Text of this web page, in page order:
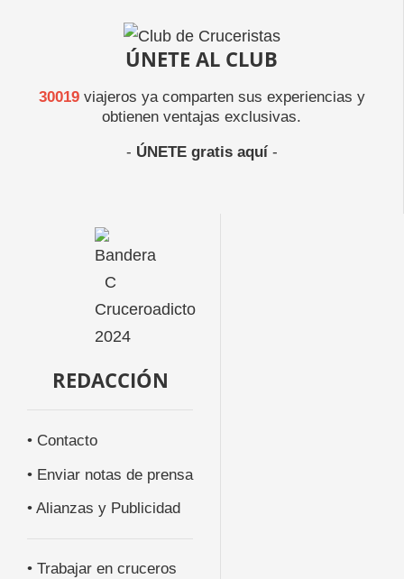
ÚNETE AL CLUB
30019viajeros ya comparten sus experiencias y
obtienen ventajas exclusivas.
- ÚNETE gratis aquí-
REDACCIÓN
• Contacto
• Enviar notas de prensa
• Alianzas y Publicidad
• Trabajar en cruceros